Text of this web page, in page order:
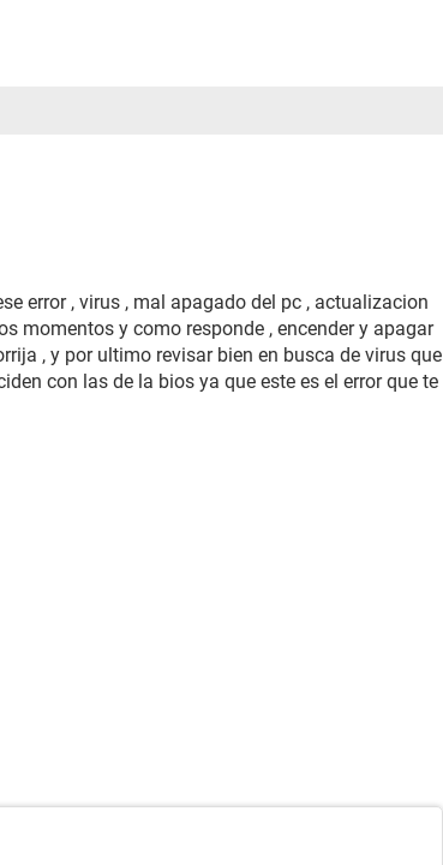
error , virus , mal apagado del pc , actualizacion
momentos y como responde , encender y apagar
, y por ultimo revisar bien en busca de virus que
con las de la bios ya que este es el error que te